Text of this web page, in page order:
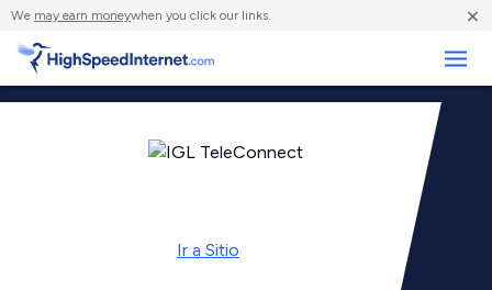
We may earn moneywhen you click our links. ×
Ir a Sitio